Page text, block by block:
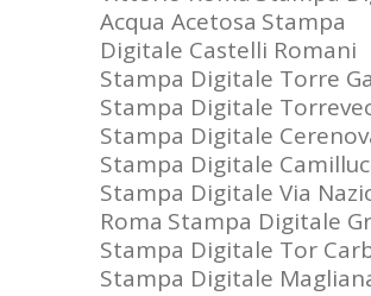
Acqua Acetosa Stampa
Digitale Castelli Romani
Stampa Digitale Torre
Stampa Digitale
Stampa Digitale
Stampa Digitale
Stampa Digitale Via
Roma Stampa Digitale
Stampa Digitale Tor
Stampa Digitale